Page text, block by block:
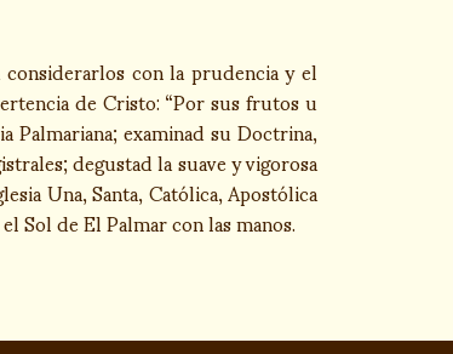
con la prudencia y el
de Cristo: “Por sus frutos u
examinad su Doctrina,
degustad la suave y vigorosa
Una, Santa, Católica, Apostólica
de El Palmar con las manos.